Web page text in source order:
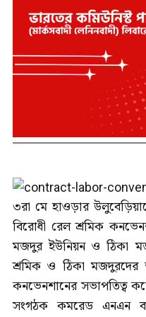
৩রা মে হাওড়ার
বিরোধী রেল শ্রমিক
মজদুর ইউনিয়ন ও ঠিকা
শ্রমিক ও ঠিকা মজদুরদের
কনভেনশানের সভাপতিত্ব
সংগঠক কমরেড এনএন